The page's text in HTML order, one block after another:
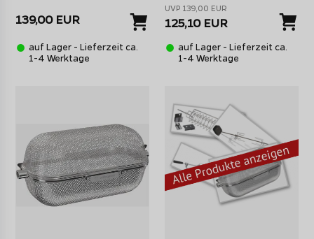
139,00 EUR
auf Lager - Lieferzeit ca.
1-4 Werktage
UVP 139,00 EUR
125,10 EUR
auf Lager - Lieferzeit ca.
1-4 Werktage